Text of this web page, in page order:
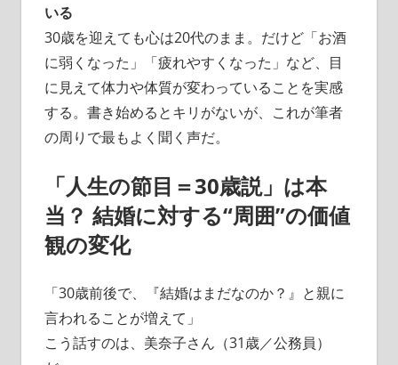
いる
30歳を迎えても心は20代のまま。だけど「お酒
に弱くなった」「疲れやすくなった」など、目
に見えて体力や体質が変わっていることを実感
する。書き始めるとキリがないが、これが筆者
の周りで最もよく聞く声だ。
「人生の節目＝30歳説」は本
当？ 結婚に対する“周囲”の価値
観の変化
「30歳前後で、『結婚はまだなのか？』と親に
言われることが増えて」
こう話すのは、美奈子さん（31歳／公務員）